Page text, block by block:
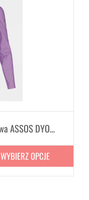
Kurtka damska przeciwdeszczowa ASSOS DYORA RS Rain Jacket Violet
WYBIERZ OPCJE